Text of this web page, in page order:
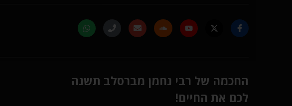
החכמה של רבי נחמן מברסלב תשנה
לכם את החיים!